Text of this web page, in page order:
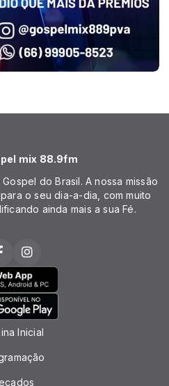
mix 88.9fm
do Brasil. A nossa missão
o seu dia-a-dia, com muito
ainda mais a sua Fé.
Inicial